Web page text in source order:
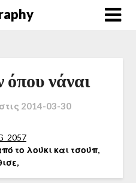
νάναι
2014-03-30
το λούκι και τσούπ,